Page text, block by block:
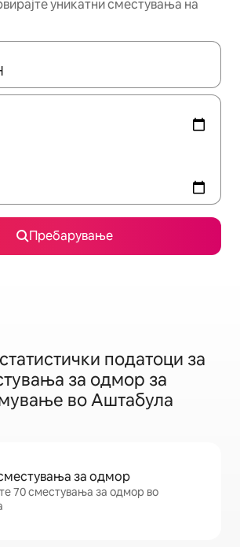
уникатни сместувања на
се достапни, движете се со копчињата
Пребарување
податоци за
за одмор за
во Аштабула
за одмор
70 сместувања за одмор во